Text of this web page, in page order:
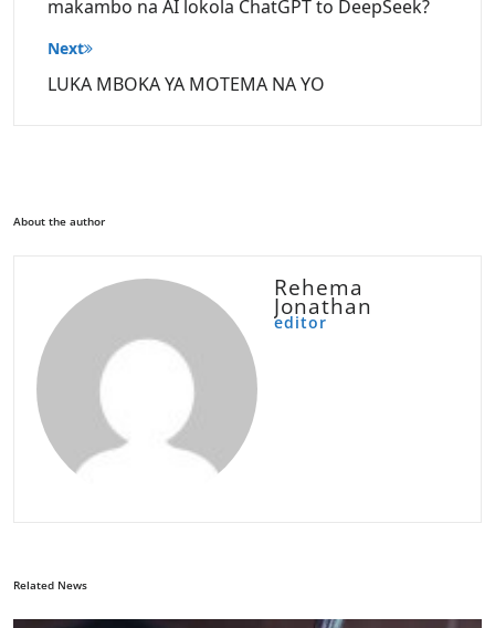
makambo na AI lokola ChatGPT to DeepSeek?
Next
LUKA MBOKA YA MOTEMA NA YO
About the author
Rehema
Jonathan
editor
Related News